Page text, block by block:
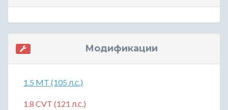
Модификации
1.5 MT (105 л.с.)
1.8 CVT (121 л.с.)